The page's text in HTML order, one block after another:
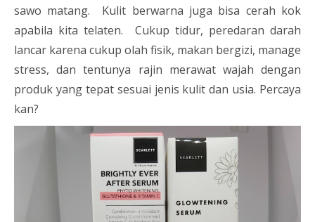
sawo matang. Kulit berwarna juga bisa cerah kok
apabila kita telaten. Cukup tidur, peredaran darah
lancar karena cukup olah fisik, makan bergizi, manage
stress, dan tentunya rajin merawat wajah dengan
produk yang tepat sesuai jenis kulit dan usia. Percaya
kan?